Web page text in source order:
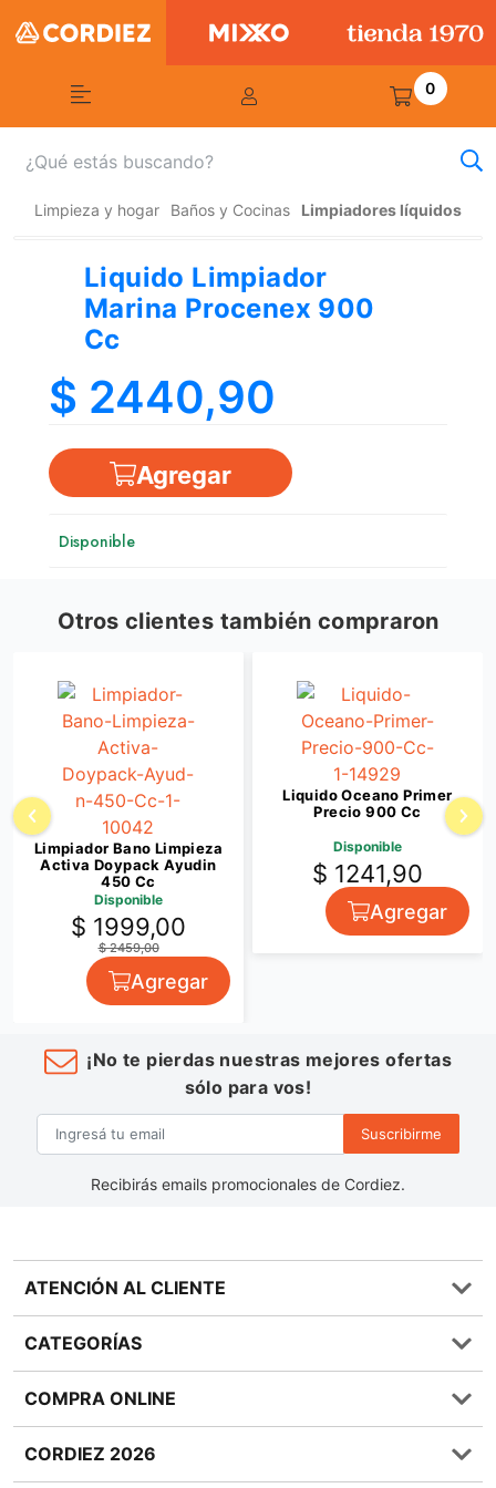
0
Limpieza y hogar Baños y Cocinas Limpiadores líquidos
Liquido Limpiador
Marina Procenex 900
Cc
$ 2440,90
Agregar
Disponible
Otros clientes también compraron
Limpiador Bano Limpieza
Activa Doypack Ayudin
450 Cc
Disponible
$ 1999,00
$ 2459,00
Agregar
Liquido Oceano Primer
Precio 900 Cc
Disponible
$ 1241,90
Agregar
¡No te pierdas nuestras mejores ofertas
sólo para vos!
Suscribirme
Recibirás emails promocionales de Cordiez.
ATENCIÓN AL CLIENTE
Preguntas frecuentes
0810 555 1970
Términos y condiciones
Política de Devoluciones
CATEGORÍAS
Bebidas
Lácteos
COMPRA ONLINE
Métodos de entrega
CORDIEZ 2026